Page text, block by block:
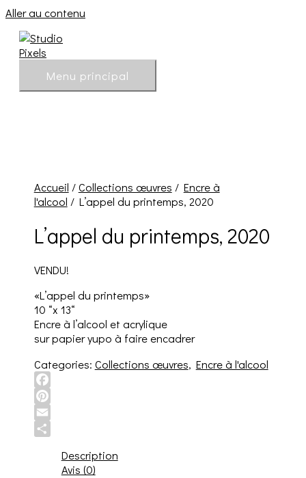
Aller au contenu
Menu principal
Accueil /Collections œuvres / Encre à
l'alcool / L’appel du printemps, 2020
L’appel du printemps, 2020
VENDU!
«L’appel du printemps»
10 “x 13“
Encre à l’alcool et acrylique
sur papier yupo à faire encadrer
Categories: Collections œuvres, Encre à l'alcool
Facebook
Pinterest
Email
Description
Avis (0)